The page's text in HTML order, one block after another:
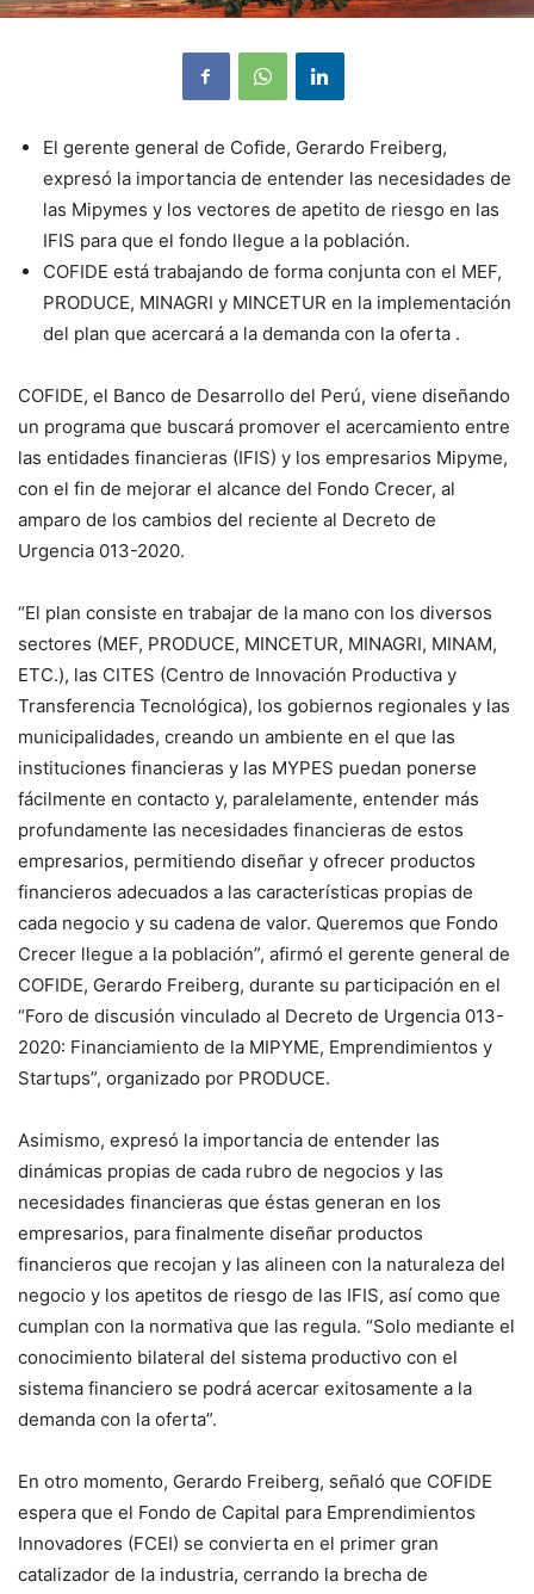
El gerente general de Cofide, Gerardo Freiberg,
expresó la importancia de entender las necesidades de
las Mipymes y los vectores de apetito de riesgo en las
IFIS para que el fondo llegue a la población.
COFIDE está trabajando de forma conjunta con el MEF,
PRODUCE, MINAGRI y MINCETUR en la implementación
del plan que acercará a la demanda con la oferta .
COFIDE, el Banco de Desarrollo del Perú, viene diseñando
un programa que buscará promover el acercamiento entre
las entidades financieras (IFIS) y los empresarios Mipyme,
con el fin de mejorar el alcance del Fondo Crecer, al
amparo de los cambios del reciente al Decreto de
Urgencia 013-2020.
“El plan consiste en trabajar de la mano con los diversos
sectores (MEF, PRODUCE, MINCETUR, MINAGRI, MINAM,
ETC.), las CITES (Centro de Innovación Productiva y
Transferencia Tecnológica), los gobiernos regionales y las
municipalidades, creando un ambiente en el que las
instituciones financieras y las MYPES puedan ponerse
fácilmente en contacto y, paralelamente, entender más
profundamente las necesidades financieras de estos
empresarios, permitiendo diseñar y ofrecer productos
financieros adecuados a las características propias de
cada negocio y su cadena de valor. Queremos que Fondo
Crecer llegue a la población”, afirmó el gerente general de
COFIDE, Gerardo Freiberg, durante su participación en el
“Foro de discusión vinculado al Decreto de Urgencia 013-
2020: Financiamiento de la MIPYME, Emprendimientos y
Startups”, organizado por PRODUCE.
Asimismo, expresó la importancia de entender las
dinámicas propias de cada rubro de negocios y las
necesidades financieras que éstas generan en los
empresarios, para finalmente diseñar productos
financieros que recojan y las alineen con la naturaleza del
negocio y los apetitos de riesgo de las IFIS, así como que
cumplan con la normativa que las regula. “Solo mediante el
conocimiento bilateral del sistema productivo con el
sistema financiero se podrá acercar exitosamente a la
demanda con la oferta”.
En otro momento, Gerardo Freiberg, señaló que COFIDE
espera que el Fondo de Capital para Emprendimientos
Innovadores (FCEI) se convierta en el primer gran
catalizador de la industria, cerrando la brecha de